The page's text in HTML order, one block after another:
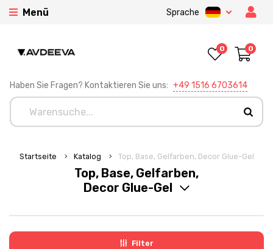
Menü Sprache
Haben Sie Fragen? Kontaktieren Sie uns: +49 1516 6703614
0 0
Startseite Katalog Top, Base, Gelfarben, Decor Glue-Gel
Top, Base, Gelfarben,
Decor Glue-Gel
Filter